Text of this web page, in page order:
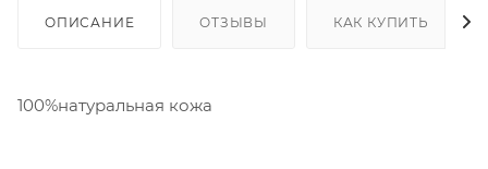
ОПИСАНИЕ ОТЗЫВЫ КАК КУПИТЬ
100%натуральная кожа